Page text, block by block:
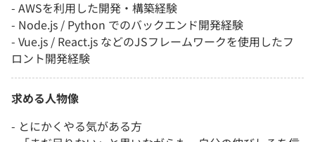
- AWSを利用した開発・構築経験
- Node.js / Python でのバックエンド開発経験
- Vue.js / React.js などのJSフレームワークを使用したフ
ロント開発経験
求める人物像
- とにかくやる気がある方